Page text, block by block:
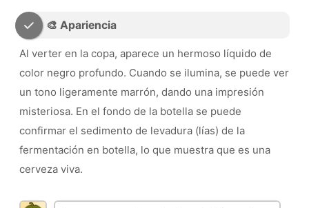
🎨 Apariencia
Al verter en la copa, aparece un hermoso líquido de
color negro profundo. Cuando se ilumina, se puede ver
un tono ligeramente marrón, dando una impresión
misteriosa. En el fondo de la botella se puede
confirmar el sedimento de levadura (lías) de la
fermentación en botella, lo que muestra que es una
cerveza viva.